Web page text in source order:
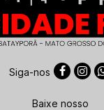
Siga-nos
Baixe nosso